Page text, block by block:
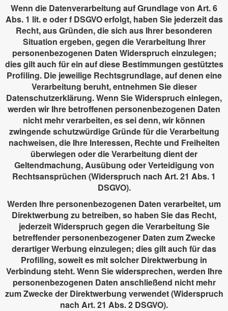
Wenn die Datenverarbeitung auf Grundlage von Art. 6
Abs. 1 lit. e oder f DSGVO erfolgt, haben Sie jederzeit das
Recht, aus Gründen, die sich aus Ihrer besonderen
Situation ergeben, gegen die Verarbeitung Ihrer
personenbezogenen Daten Widerspruch einzulegen;
dies gilt auch für ein auf diese Bestimmungen gestütztes
Profiling. Die jeweilige Rechtsgrundlage, auf denen eine
Verarbeitung beruht, entnehmen Sie dieser
Datenschutzerklärung. Wenn Sie Widerspruch einlegen,
werden wir Ihre betroffenen personenbezogenen Daten
nicht mehr verarbeiten, es sei denn, wir können
zwingende schutzwürdige Gründe für die Verarbeitung
nachweisen, die Ihre Interessen, Rechte und Freiheiten
überwiegen oder die Verarbeitung dient der
Geltendmachung, Ausübung oder Verteidigung von
Rechtsansprüchen (Widerspruch nach Art. 21 Abs. 1
DSGVO).
Werden Ihre personenbezogenen Daten verarbeitet, um
Direktwerbung zu betreiben, so haben Sie das Recht,
jederzeit Widerspruch gegen die Verarbeitung Sie
betreffender personenbezogener Daten zum Zwecke
derartiger Werbung einzulegen; dies gilt auch für das
Profiling, soweit es mit solcher Direktwerbung in
Verbindung steht. Wenn Sie widersprechen, werden Ihre
personenbezogenen Daten anschließend nicht mehr
zum Zwecke der Direktwerbung verwendet (Widerspruch
nach Art. 21 Abs. 2 DSGVO).